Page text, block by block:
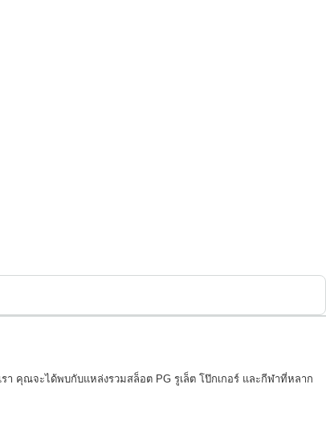
คุณจะได้พบกับแหล่งรวมสล็อต PG รูเล็ต โป๊กเกอร์ และกีฬาที่หลาก